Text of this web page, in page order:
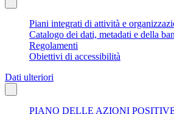
Piani integrati di attività e
Catalogo dei dati, metadati e della
Regolamenti
Obiettivi di accessibilità
Dati ulteriori
PIANO DELLE AZIONI POSITIVE